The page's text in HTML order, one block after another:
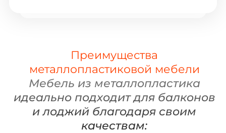
Преимущества
металлопластиковой мебели
Мебель из металлопластика
идеально подходит для балконов
и лоджий благодаря своим
качествам: